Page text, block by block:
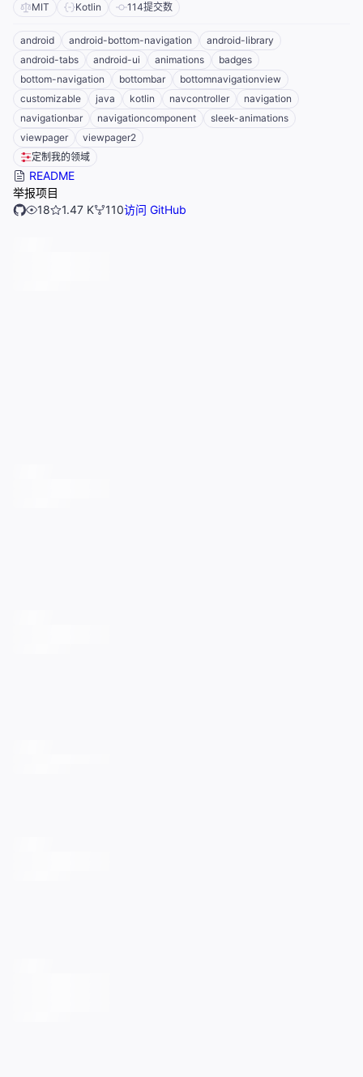
MIT Kotlin 114提交数
android android-bottom-navigation
android-library
android-tabs
android-ui animations
badges
bottom-navigation
bottombar
bottomnavigationview
customizable
java kotlin navcontroller
navigation
navigationbar
navigationcomponent
sleek-animations
viewpager
viewpager2
定制我的领域
README
举报项目
18
1.47 K 110访问 GitHub